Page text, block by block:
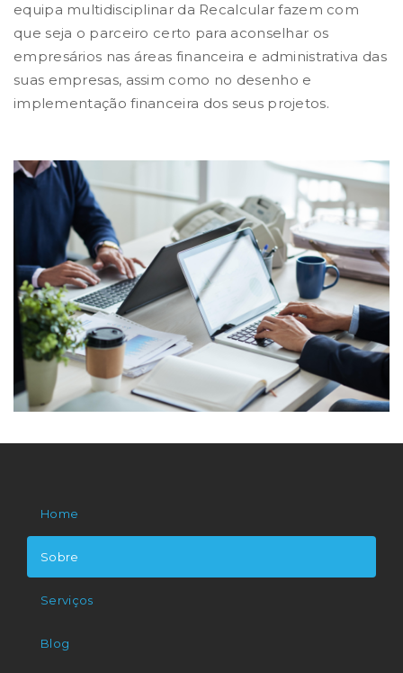
equipa multidisciplinar da Recalcular fazem com
que seja o parceiro certo para aconselhar os
empresários nas áreas financeira e administrativa das
suas empresas, assim como no desenho e
implementação financeira dos seus projetos.
Home
Sobre
Serviços
Blog